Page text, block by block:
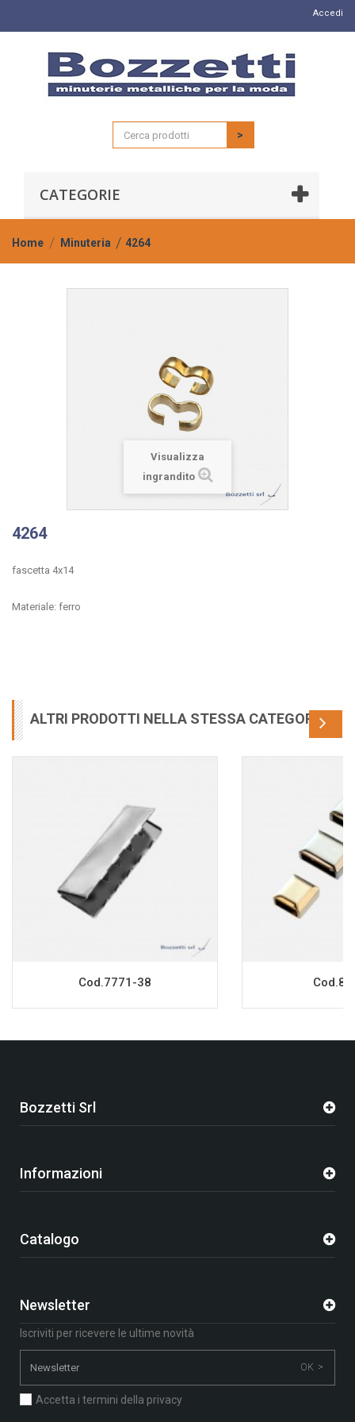
Accedi
>
CATEGORIE
Home Minuteria 4264
Visualizza
ingrandito
4264
fascetta 4x14
Materiale: ferro
ALTRI PRODOTTI NELLA STESSA CATEGORIA
Cod.7771-38
Bozzetti Srl
Informazioni
Catalogo
Newsletter
Iscriviti per ricevere le ultime novità
OK >
Accetta i termini della privacy